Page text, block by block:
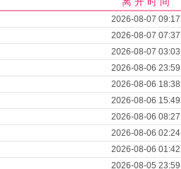
2026-08-07 09:17
2026-08-07 07:37
2026-08-07 03:03
2026-08-06 23:59
2026-08-06 18:38
2026-08-06 15:49
2026-08-06 08:27
2026-08-06 02:24
2026-08-06 01:42
2026-08-05 23:59